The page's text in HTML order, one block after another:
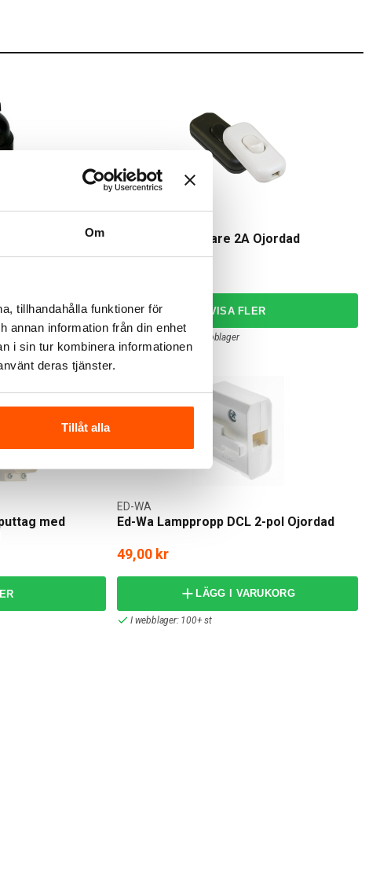
Om
tillhandahålla funktioner för
annan information från din enhet
i sin tur kombinera informationen
deras tjänster.
Tillåt alla
E27 Sladdströmställare 2A Ojordad
5 av 5 varianter I webblager
med
Ed-Wa Lamppropp DCL 2-pol Ojordad
ED-WA
49,00 kr
LÄGG I VARUKORG
I webblager: 100+ st